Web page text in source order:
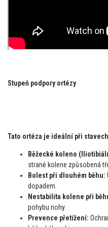
Stupeň podpory ortézy
Tato ortéza je ideální při
Běžecké koleno
straně kolene způsobená
Bolest při dlouhém běhu:
dopadem.
Nestabilita kolene při
pohybu nohy.
Prevence přetížení: